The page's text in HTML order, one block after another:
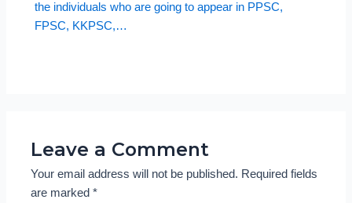
the individuals who are going to appear in PPSC,
FPSC, KKPSC,…
Leave a Comment
Your email address will not be published. Required fields
are marked*